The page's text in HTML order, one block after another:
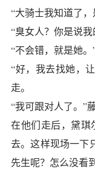
“大骑士我知道了，
“臭女人？你是说我
“不会错，就是她。
“好，我去找她，
走。
“我可跟对人了。”
在他们走后，黛琪
去。这样现场一下
先生呢？怎么没看